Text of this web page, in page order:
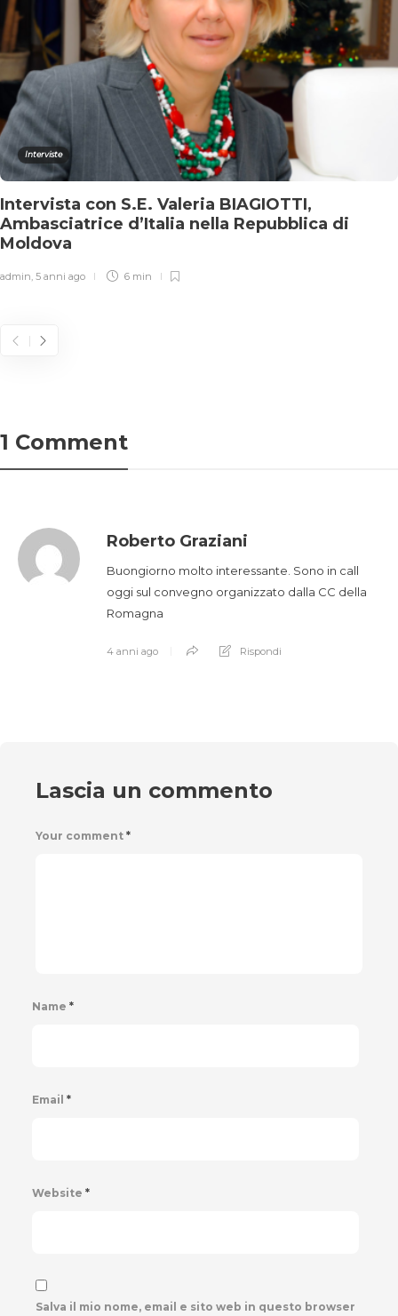
Interviste
Intervista con S.E. Valeria BIAGIOTTI,
Ambasciatrice d’Italia nella Repubblica di
Moldova
admin, 5 anni ago 6 min
1 Comment
Roberto Graziani
Buongiorno molto interessante. Sono in call
oggi sul convegno organizzato dalla CC della
Romagna
4 anni ago Rispondi
Lascia un commento
Your comment *
Name *
Email *
Website *
Salva il mio nome, email e sito web in questo browser